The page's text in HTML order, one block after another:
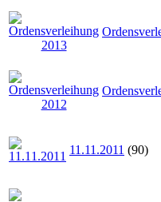
11.11.2011 (90)